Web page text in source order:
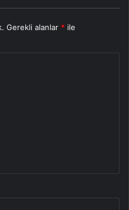
Gerekli alanlar * ile